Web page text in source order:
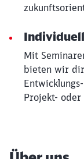
Mit
bieten wir
Projekt- oder